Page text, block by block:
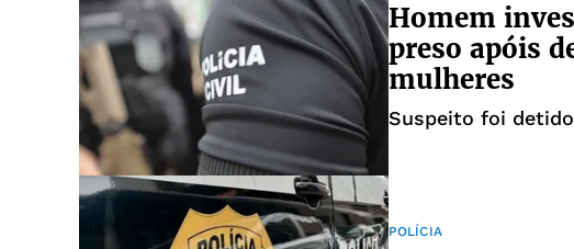
Homem
preso apóis
mulheres
Suspeito foi
POLÍCIA